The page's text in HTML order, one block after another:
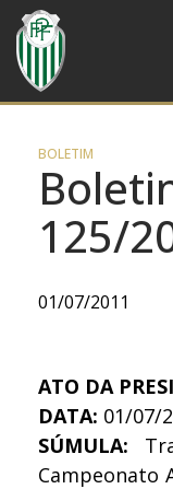
BOLETIM
125/
01/07/2011
ATO DA
DATA: 01/07/
SÚMULA:
Campeonato